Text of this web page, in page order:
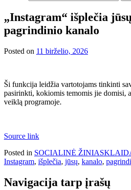
„Instagram“ išplečia
pagrindinio kanalo
Posted on 11 birželio, 2026
Ši funkcija leidžia vartotojams tinkinti
pasirinkti, kokiomis temomis jie domisi,
veiklą programoje.
Source link
Posted in SOCIALINĖ
Instagram, išplečia, jūsų, kanalo,
Navigacija tarp įrašų